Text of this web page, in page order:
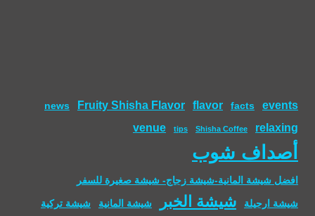
events
facts
flavor
Fruity Shisha Flavor
news
relaxing
Shisha Coffee
tips
venue
أصداف شوب
افضل شيشة المانية-شيشة زجاج- شيشة صغيرة للسفر
شيشة ارجيلة شيشة الخبر شيشة المانية شيشة تركية